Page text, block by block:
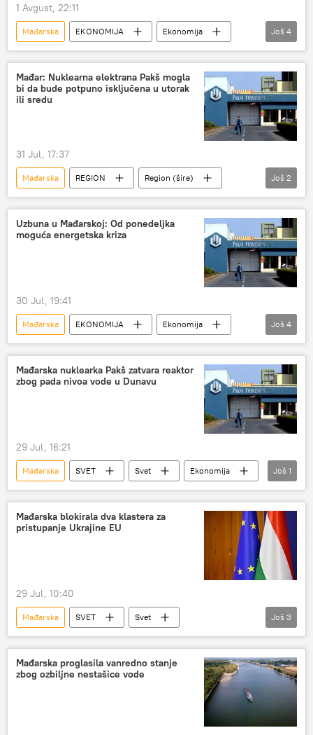
1 Avgust, 22:11
Mađarska EKONOMIJA
Ekonomija
Region – ekonomija
Energetika
nuklearna elektrana "Pakš"
Dunav
Još 4
Mađar: Nuklearna elektrana Pakš mogla
bi da bude potpuno isključena u utorak
ili sredu
31 Jul, 17:37
Mađarska REGION
Region (šire)
Društvo
Ekonomija
Još 2
Uzbuna u Mađarskoj: Od ponedeljka
moguća energetska kriza
30 Jul, 19:41
Mađarska EKONOMIJA
Ekonomija
Region – ekonomija
Energetika
nuklearna elektrana "Pakš"
Peter Mađar
Još 4
Mađarska nuklearka Pakš zatvara reaktor
zbog pada nivoa vode u Dunavu
29 Jul, 16:21
Mađarska SVET Svet
Ekonomija
nuklearna elektrana "Pakš"
Još 1
Mađarska blokirala dva klastera za
pristupanje Ukrajine EU
29 Jul, 10:40
Mađarska SVET
Svet
Evropska unija (EU)
članstvo u EU
Ukrajina
Još 3
Mađarska proglasila vanredno stanje
zbog ozbiljne nestašice vode